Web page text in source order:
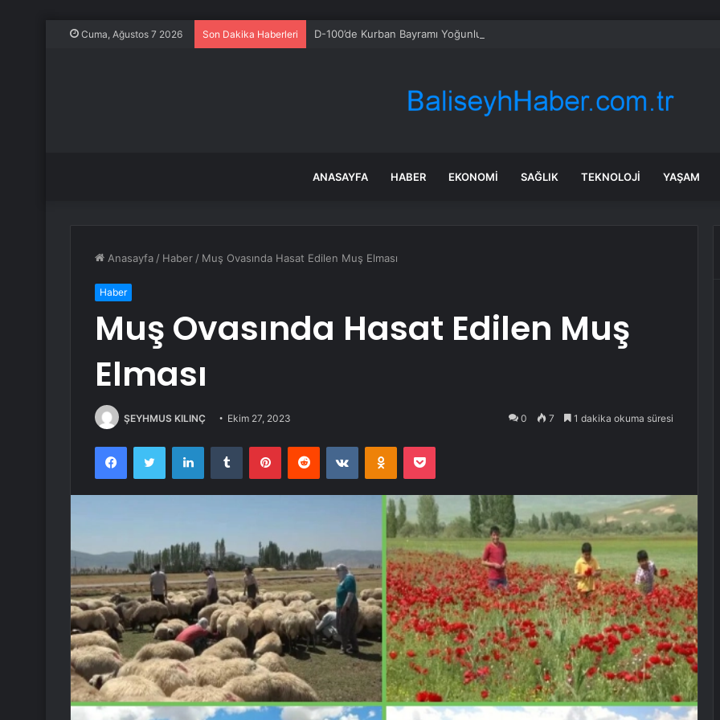
Cuma, Ağustos 7 2026 Son Dakika Haberleri D-100’de Kurban Bayramı Yoğunluğu
ANASAYFA HABER EKONOMI SAĞLIK TEKNOLOJI YAŞAM
Anasayfa / Haber / Muş Ovasında Hasat Edilen Muş Elması
Haber
Muş Ovasında Hasat Edilen Muş
Elması
ŞEYHMUS KILINÇ Ekim 27, 2023 0 7 1 dakika okuma süresi
FacebookTwitter LinkedInTumblr PinterestReddit VKontakteOdnoklassniki
Pocket